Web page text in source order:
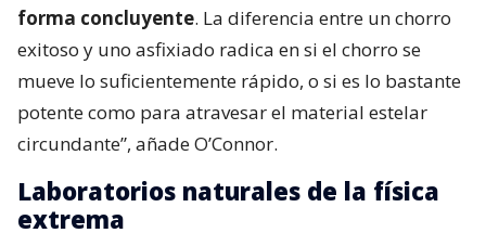
forma concluyente. La diferencia entre un chorro
exitoso y uno asfixiado radica en si el chorro se
mueve lo suficientemente rápido, o si es lo bastante
potente como para atravesar el material estelar
circundante”, añade O’Connor.
Laboratorios naturales de la física
extrema